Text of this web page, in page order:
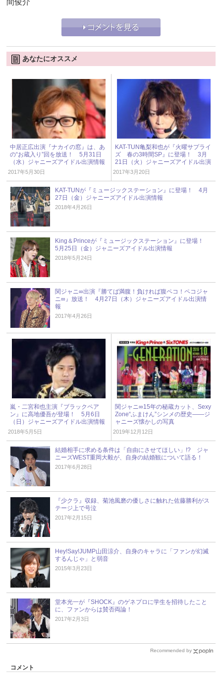
あなたにオススメ
中居正広出演『ナカイの窓』は、あ
の“お蔵入り”回を放送！ 5月31日
（水）ジャニーズアイドル出演情報
2017年5月30日
KAT-TUN亀梨和也が『火曜サプライ
ズ 春の3時間SP』に登場！ 3月
21日（火）ジャニーズアイドル出演
情報
2017年3月20日
KAT-TUNが『ミュージックステーション』に登場！ 4月
27日（金）ジャニーズアイドル出演情報
2018年4月26日
King＆Princeが『ミュージックステーション』に登場！
5月25日（金）ジャニーズアイドル出演情報
2018年5月24日
関ジャニ∞出演『勝てば満腹！負ければ腹ペコ！ペコジャ
ニ∞』放送！ 4月27日（木）ジャニーズアイドル出演情
報
2017年4月26日
嵐・二宮和也主演『ブラックペア
ン』に高地優吾が登場！ 5月6日
（日）ジャニーズアイドル出演情報
2018年5月5日
関ジャニ∞15年の秘蔵カット、Sexy
Zone“ふまけん”シンメの歴史――ジ
ャニーズ懐かしの写真
2019年12月12日
結婚相手に求める条件は「自由にさせてほしい」!? ジャ
ニーズWEST重岡大毅が、自身の結婚観について語る！
2017年6月28日
『少クラ』収録、菊池風磨の優しさに触れた佐藤勝利がス
テージ上で号泣
2017年2月15日
Hey!Say!JUMP山田涼介、自身のキャラに「ファンが幻滅
するんじゃ」と弱音
2015年3月23日
堂本光一が『SHOCK』のゲネプロに学生を招待したこと
に、ファンからは賛否両論！
2017年2月3日
Recommended by
コメント